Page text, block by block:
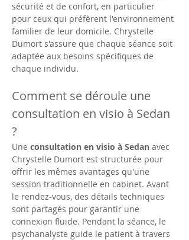
sécurité et de confort, en particulier
pour ceux qui préfèrent l'environnement
familier de leur domicile. Chrystelle
Dumort s'assure que chaque séance soit
adaptée aux besoins spécifiques de
chaque individu.
Comment se déroule une
consultation en visio à Sedan
?
Une consultation en visio à Sedan avec
Chrystelle Dumort est structurée pour
offrir les mêmes avantages qu'une
session traditionnelle en cabinet. Avant
le rendez-vous, des détails techniques
sont partagés pour garantir une
connexion fluide. Pendant la séance, le
psychanalyste guide le patient à travers